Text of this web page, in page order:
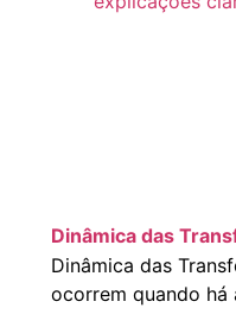
Dinâmica das
Dinâmica das
ocorrem quando há